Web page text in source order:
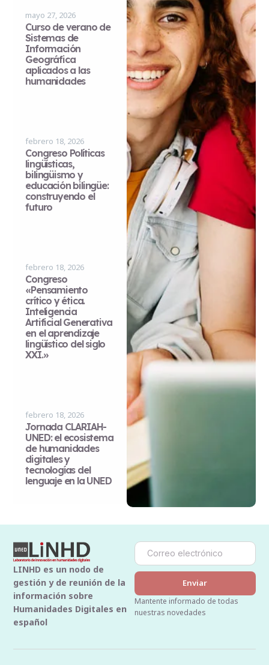
mayo 27, 2026
Curso de verano de
Sistemas de
Información
Geográfica
aplicados a las
humanidades
febrero 18, 2026
Congreso Políticas
lingüísticas,
bilingüismo y
educación bilingüe:
construyendo el
futuro
febrero 18, 2026
Congreso
«Pensamiento
crítico y ética.
Inteligencia
Artificial Generativa
en el aprendizaje
lingüístico del siglo
XXI.»
febrero 18, 2026
Jornada CLARIAH-
UNED: el ecosistema
de humanidades
digitales y
tecnologías del
lenguaje en la UNED
LINHD es un nodo de
gestión y de reunión de la
información sobre
Humanidades Digitales en
español
Enviar
Mantente informado de todas
nuestras novedades